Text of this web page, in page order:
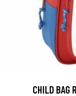
CHILD BAG